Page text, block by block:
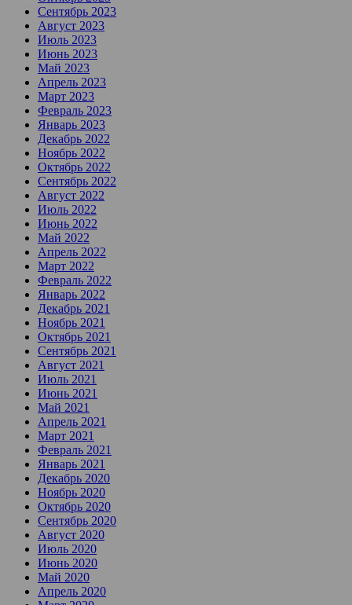
Сентябрь 2023
Август 2023
Июль 2023
Июнь 2023
Май 2023
Апрель 2023
Март 2023
Февраль 2023
Январь 2023
Декабрь 2022
Ноябрь 2022
Октябрь 2022
Сентябрь 2022
Август 2022
Июль 2022
Июнь 2022
Май 2022
Апрель 2022
Март 2022
Февраль 2022
Январь 2022
Декабрь 2021
Ноябрь 2021
Октябрь 2021
Сентябрь 2021
Август 2021
Июль 2021
Июнь 2021
Май 2021
Апрель 2021
Март 2021
Февраль 2021
Январь 2021
Декабрь 2020
Ноябрь 2020
Октябрь 2020
Сентябрь 2020
Август 2020
Июль 2020
Июнь 2020
Май 2020
Апрель 2020